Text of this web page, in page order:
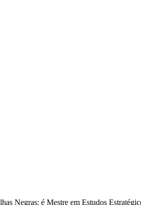
Negras; é Mestre em Estudos